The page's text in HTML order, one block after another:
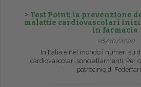
> Test Point: la prevenzione
malattie cardiovascolari
in farmacia
26/10/2020
In Italia e nel mondo i numeri su
cardiovascolari sono allarmanti. Per
patrocinio di